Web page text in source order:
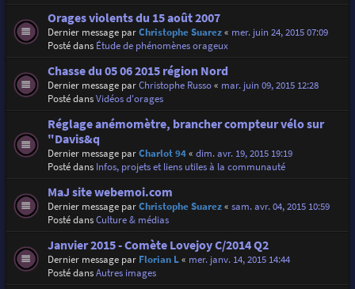
Orages violents du 15 août 2007
Dernier message parChristophe Suarez« mer. juin 24, 2015 07:09
Posté dans Étude de phénomènes orageux
Chasse du 05 06 2015 région Nord
Dernier message parChristophe Russo« mar. juin 09, 2015 12:28
Posté dansVidéos d'orages
Réglage anémomètre, brancher compteur vélo sur
"Davis&q
Dernier message parCharlot 94« dim. avr. 19, 2015 19:19
Posté dans Infos, projets et liens utiles à la communauté
MaJ site webemoi.com
Dernier message parChristophe Suarez« sam. avr. 04, 2015 10:59
Posté dansCulture & médias
Janvier 2015 - Comète Lovejoy C/2014 Q2
Dernier message par Florian L« mer. janv. 14, 2015 14:44
Posté dansAutres images